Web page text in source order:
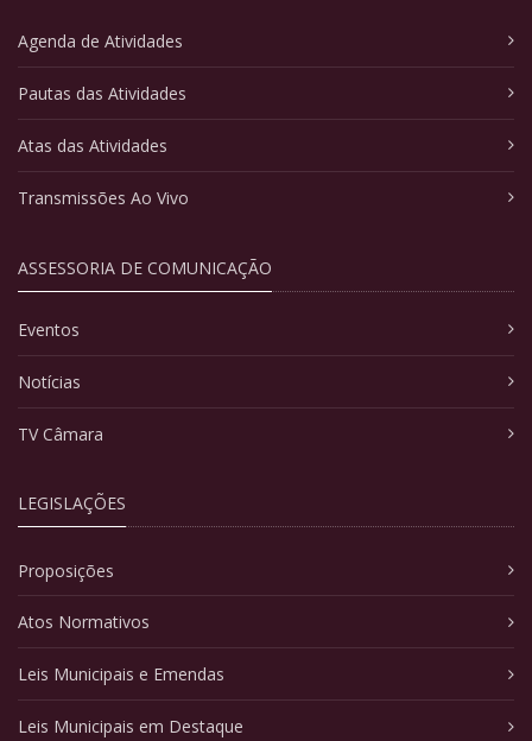
Agenda de Atividades
Pautas das Atividades
Atas das Atividades
Transmissões Ao Vivo
ASSESSORIA DE COMUNICAÇÃO
Eventos
Notícias
TV Câmara
LEGISLAÇÕES
Proposições
Atos Normativos
Leis Municipais e Emendas
Leis Municipais em Destaque